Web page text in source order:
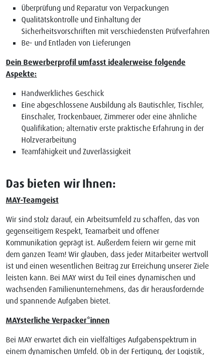
Überprüfung und Reparatur von Verpackungen
Qualitätskontrolle und Einhaltung der
Sicherheitsvorschriften mit verschiedensten Prüfverfahren
Be- und Entladen von Lieferungen
Dein Bewerberprofil umfasst idealerweise folgende
Aspekte:
Handwerkliches Geschick
Eine abgeschlossene Ausbildung als Bautischler, Tischler,
Einschaler, Trockenbauer, Zimmerer oder eine ähnliche
Qualifikation; alternativ erste praktische Erfahrung in der
Holzverarbeitung
Teamfähigkeit und Zuverlässigkeit
Das bieten wir Ihnen:
MAY-Teamgeist
Wir sind stolz darauf, ein Arbeitsumfeld zu schaffen, das von
gegenseitigem Respekt, Teamarbeit und offener
Kommunikation geprägt ist. Außerdem feiern wir gerne mit
dem ganzen Team! Wir glauben, dass jeder Mitarbeiter wertvoll
ist und einen wesentlichen Beitrag zur Erreichung unserer Ziele
leisten kann. Bei MAY wirst du Teil eines dynamischen und
wachsenden Familienunternehmens, das dir herausfordernde
und spannende Aufgaben bietet.
MAYsterliche Verpacker*innen
Bei MAY erwartet dich ein vielfältiges Aufgabenspektrum in
einem dynamischen Umfeld. Ob in der Fertigung, der Logistik,